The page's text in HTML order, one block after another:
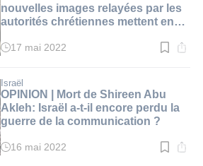
nouvelles images relayées par les
autorités chrétiennes mettent en
Temps
:
3
min.
17 mai 2022
Israël
OPINION | Mort de Shireen Abu
Akleh: Israël a-t-il encore perdu la
guerre de la communication ?
Temps
16 mai 2022